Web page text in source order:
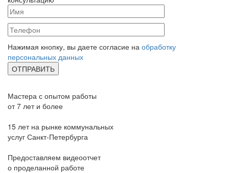
Нажимая кнопку, вы даете согласие на обработку
персональных данных
Мастера с опытом работы
от 7 лет и более
15 лет на рынке коммунальных
услуг Санкт-Петербурга
Предоставляем видеоотчет
о проделанной работе